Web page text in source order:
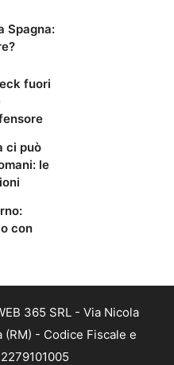
Spagna:
fuori
ci può
le
con
365 SRL - Via Nicola
(RM) - Codice Fiscale e